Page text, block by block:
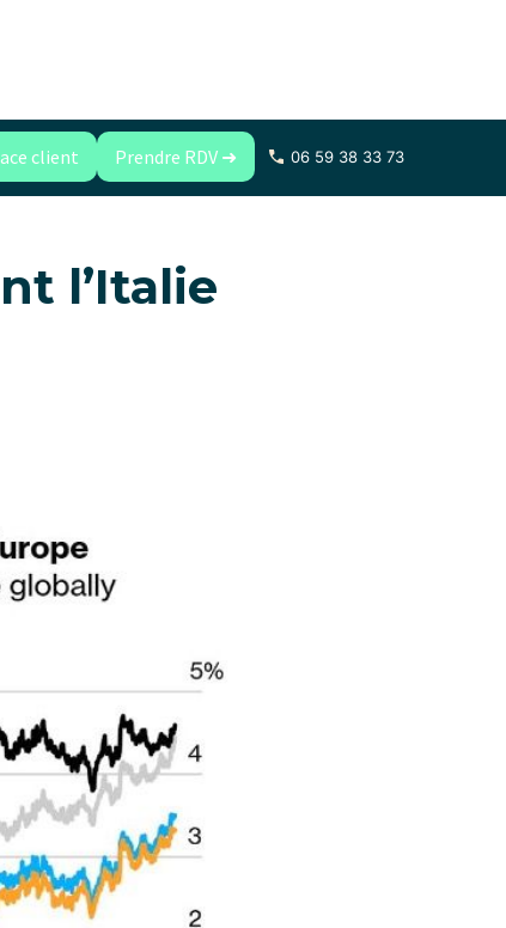
06 59 38 33 73
client Prendre RDV ➜
l’Italie